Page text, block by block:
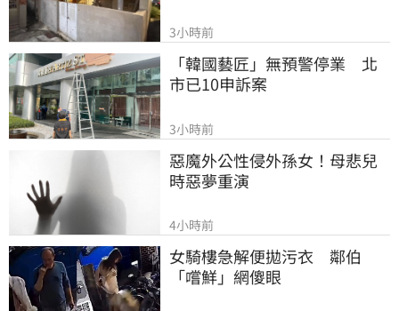
3小時前
「韓國藝匠」無預警停業　北
市已10申訴案
3小時前
惡魔外公性侵外孫女！母悲兒
時惡夢重演
4小時前
女騎樓急解便拋污衣　鄰伯
「嚐鮮」網傻眼